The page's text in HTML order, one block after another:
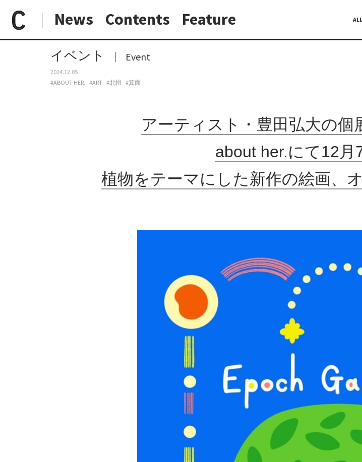
News Contents Feature
日常と現場
paperC 今週のイベント
イベント Event
2024.12.05
#ABOUT HER. #ART #北摂 #箕面
アーティスト・豊田弘大の個
about her.にて12月
植物をテーマにした新作の絵画、